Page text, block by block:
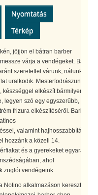
Nyomtatás
Térkép
jöjjön el bátran barber
várja a vendégeket. Barber
szeretettel várunk, nálunk
uralkodik. Mesterfodrászunk
elkészít bármilyen
legyen szó egy egyszerűbb,
frizura elkészítéséről. Barber
valamint hajhosszabbítással
hozzánk a közeli 14.
és a gyerekeket egyaránt
ahol
zuglói vendégeink.
alkalmazáson keresztül: